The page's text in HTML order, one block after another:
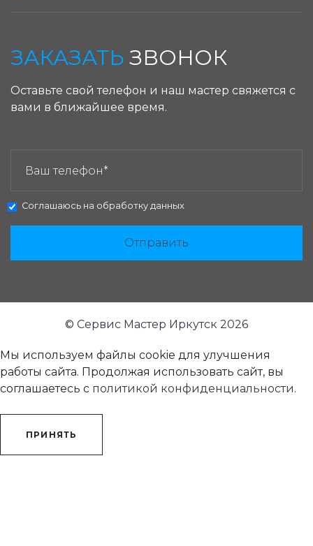
ЗАКАЗАТЬ ЗВОНОК
Оставьте свой телефон и наш мастер свяжется с
вами в ближайшее время.
Соглашаюсь на обработку данных
Отправить
© Сервис Мастер Иркутск 2026
Мы используем файлы cookie для улучшения
работы сайта. Продолжая использовать сайт, вы
соглашаетесь с политикой конфиденциальности.
ПРИНЯТЬ